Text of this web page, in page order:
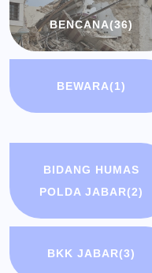
BENCANA(36)
BEWARA(1)
BIDANG HUMAS
POLDA JABAR(2)
BKK JABAR(3)